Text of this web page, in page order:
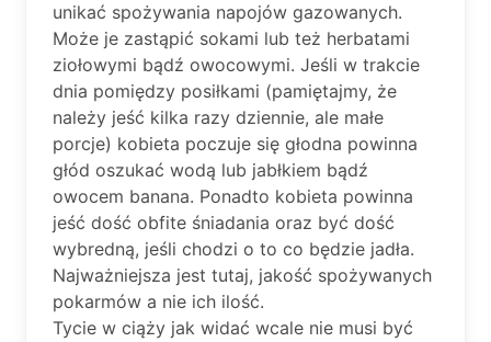
unikać spożywania napojów gazowanych.
Może je zastąpić sokami lub też herbatami
ziołowymi bądź owocowymi. Jeśli w trakcie
dnia pomiędzy posiłkami (pamiętajmy, że
należy jeść kilka razy dziennie, ale małe
porcje) kobieta poczuje się głodna powinna
głód oszukać wodą lub jabłkiem bądź
owocem banana. Ponadto kobieta powinna
jeść dość obfite śniadania oraz być dość
wybredną, jeśli chodzi o to co będzie jadła.
Najważniejsza jest tutaj, jakość spożywanych
pokarmów a nie ich ilość.
Tycie w ciąży jak widać wcale nie musi być